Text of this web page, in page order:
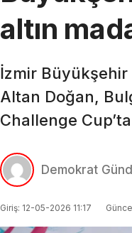
altın
İzmir Büyükşehir
Altan Doğan,
Challenge
Demokrat
Giriş: 12-05-2026 11:17